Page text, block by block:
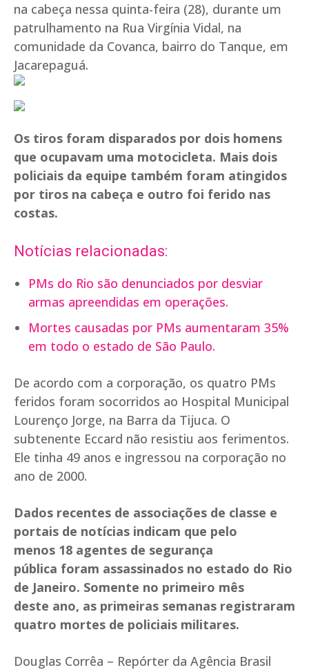
na cabeça nessa quinta-feira (28), durante um
patrulhamento na Rua Virgínia Vidal, na
comunidade da Covanca, bairro do Tanque, em
Jacarepaguá.
Os tiros foram disparados por dois homens
que ocupavam uma motocicleta. Mais dois
policiais da equipe também foram atingidos
por tiros na cabeça e outro foi ferido nas
costas.
Notícias relacionadas:
PMs do Rio são denunciados por desviar
armas apreendidas em operações.
Mortes causadas por PMs aumentaram 35%
em todo o estado de São Paulo.
De acordo com a corporação, os quatro PMs
feridos foram socorridos ao Hospital Municipal
Lourenço Jorge, na Barra da Tijuca. O
subtenente Eccard não resistiu aos ferimentos.
Ele tinha 49 anos e ingressou na corporação no
ano de 2000.
Dados recentes de associações de classe e
portais de notícias indicam que pelo
menos 18 agentes de segurança
pública foram assassinados no estado do Rio
de Janeiro. Somente no primeiro mês
deste ano, as primeiras semanas registraram
quatro mortes de policiais militares.
Douglas Corrêa – Repórter da Agência Brasil